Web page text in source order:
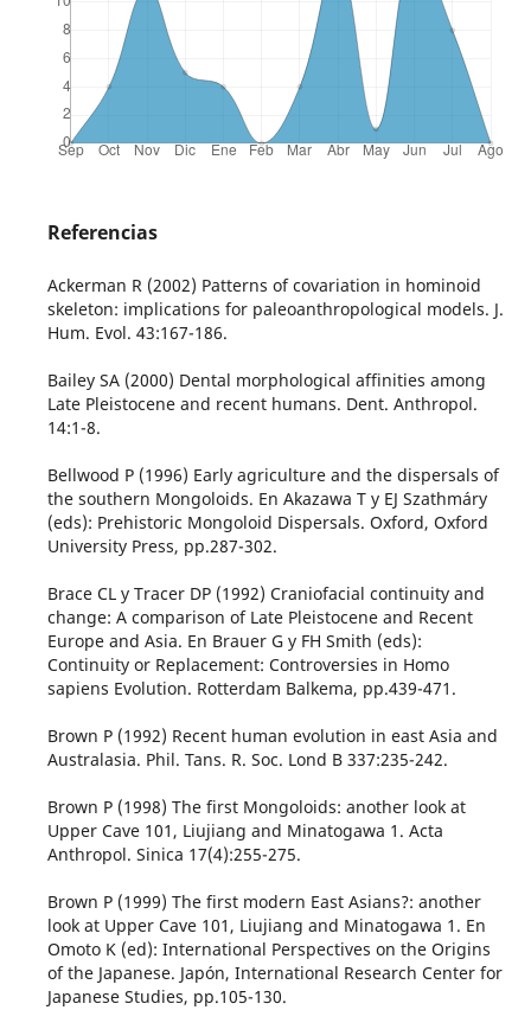
Referencias
Ackerman R (2002) Patterns of covariation in hominoid
skeleton: implications for paleoanthropological models. J.
Hum. Evol. 43:167-186.
Bailey SA (2000) Dental morphological affinities among
Late Pleistocene and recent humans. Dent. Anthropol.
14:1-8.
Bellwood P (1996) Early agriculture and the dispersals of
the southern Mongoloids. En Akazawa T y EJ Szathmáry
(eds): Prehistoric Mongoloid Dispersals. Oxford, Oxford
University Press, pp.287-302.
Brace CL y Tracer DP (1992) Craniofacial continuity and
change: A comparison of Late Pleistocene and Recent
Europe and Asia. En Brauer G y FH Smith (eds):
Continuity or Replacement: Controversies in Homo
sapiens Evolution. Rotterdam Balkema, pp.439-471.
Brown P (1992) Recent human evolution in east Asia and
Australasia. Phil. Tans. R. Soc. Lond B 337:235-242.
Brown P (1998) The first Mongoloids: another look at
Upper Cave 101, Liujiang and Minatogawa 1. Acta
Anthropol. Sinica 17(4):255-275.
Brown P (1999) The first modern East Asians?: another
look at Upper Cave 101, Liujiang and Minatogawa 1. En
Omoto K (ed): International Perspectives on the Origins
of the Japanese. Japón, International Research Center for
Japanese Studies, pp.105-130.